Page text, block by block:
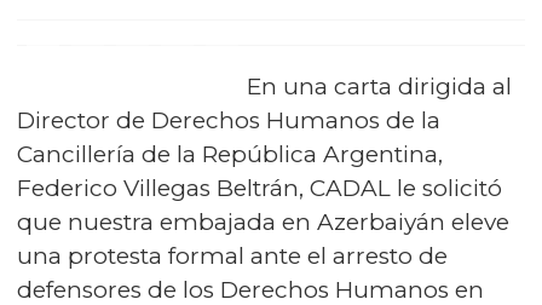
En una carta dirigida al
Director de Derechos Humanos de la
Cancillería de la República Argentina,
Federico Villegas Beltrán, CADAL le solicitó
que nuestra embajada en Azerbaiyán eleve
una protesta formal ante el arresto de
defensores de los Derechos Humanos en